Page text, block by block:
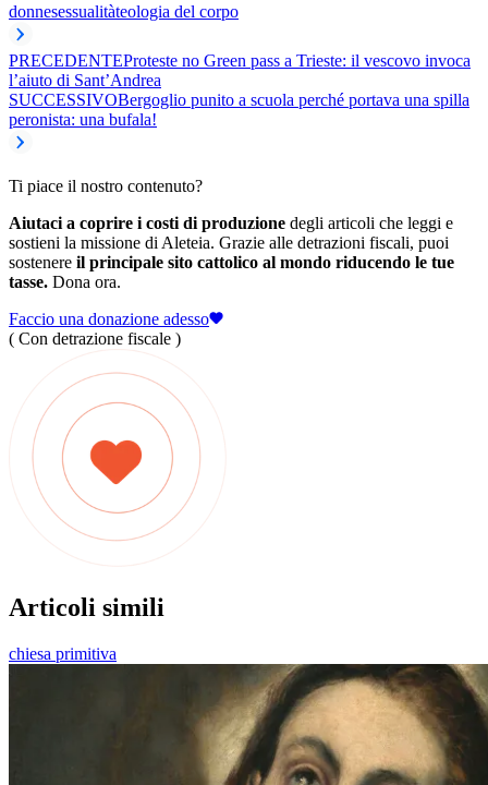
donnesessualitàteologia del corpo
PRECEDENTEProteste no Green pass a Trieste: il vescovo invoca
l’aiuto di Sant’Andrea
SUCCESSIVOBergoglio punito a scuola perché portava una spilla
peronista: una bufala!
Ti piace il nostro contenuto?
Aiutaci a coprire i costi di produzione degli articoli che leggi e
sostieni la missione di Aleteia. Grazie alle detrazioni fiscali, puoi
sostenere il principale sito cattolico al mondo riducendo le tue
tasse. Dona ora.
Faccio una donazione adesso
( Con detrazione fiscale )
Articoli simili
chiesa primitiva